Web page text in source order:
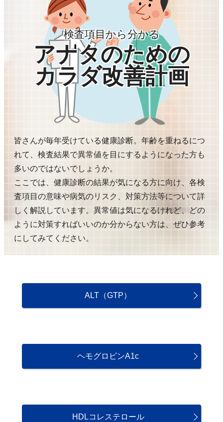
検査項目から分かる
アナタのための
カラダ改善計画
皆さんが毎年受けている健康診断。年齢を重ねるにつ
れて、検査結果で異常値を目にするようになった方も
多いのではないでしょうか。
ここでは、健康診断の結果が気になる方に向け、各検
査項目の意味や病気のリスク、対策方法等について詳
しく解説しています。異常値は気になるけれど、どの
ように対策すればいいのか分からない方は、ぜひ参考
にしてみてください。
ALT（GTP）
ヘモグロビンA1c
HDLコレステロール